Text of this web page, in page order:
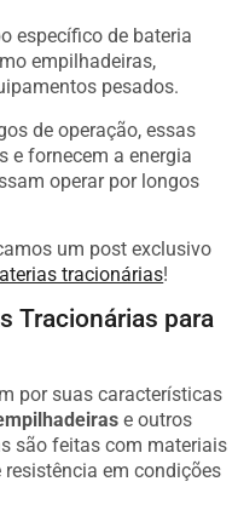
específico de bateria
empilhadeiras,
pesados.
de operação, essas
e fornecem a energia
operar por longos
um post exclusivo
tracionárias!
Tracionárias para
por suas características
e outros
são feitas com materiais
em condições